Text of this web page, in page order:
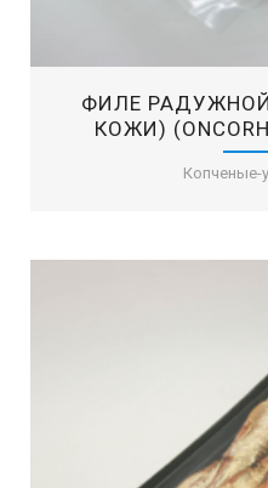
ФИЛЕ РАДУЖНОЙ ФОРЕЛИ Г/К (БЕЗ
КОЖИ)
Копченые-